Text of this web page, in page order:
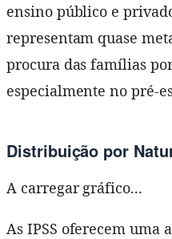
ensino público e
representam quase
procura das famílias
especialmente no pré-
Distribuição por
A carregar gráfico...
As IPSS oferecem uma